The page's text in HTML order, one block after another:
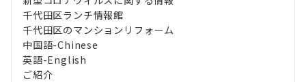
千代田区ランチ情報館
千代田区のマンションリフォーム
中国語-Chinese
英語-English
ご紹介